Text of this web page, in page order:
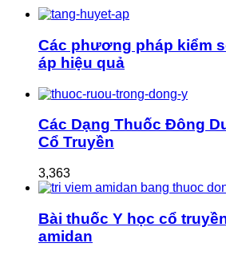
Các phương pháp kiểm
áp hiệu quả
Các Dạng Thuốc Đông
Cổ Truyền
3,363
Bài thuốc Y học cổ
amidan